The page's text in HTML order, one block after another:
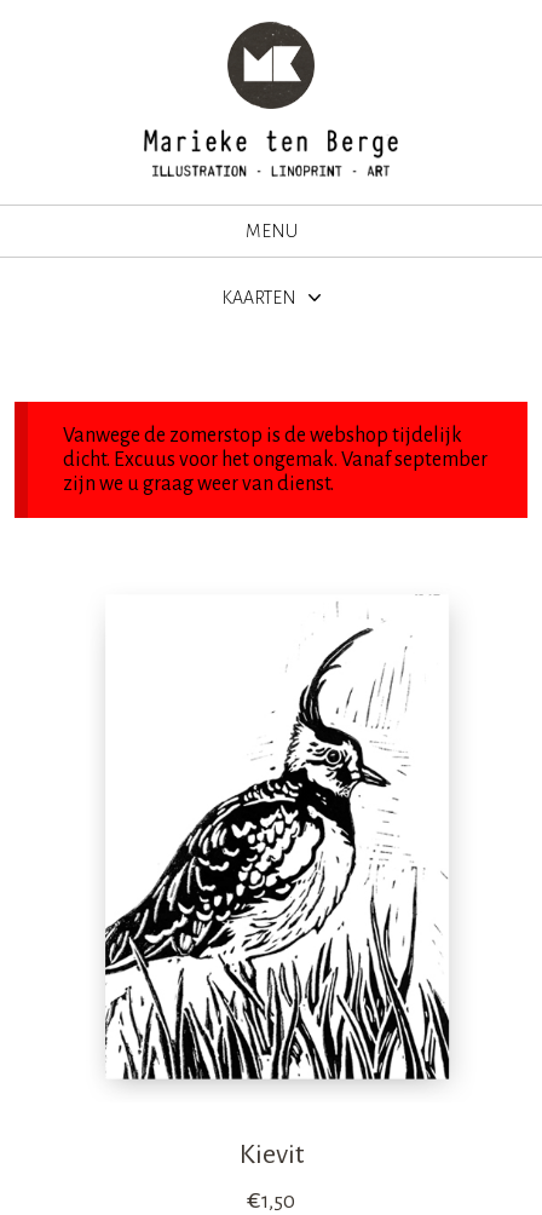
MENU
KAARTEN
Vanwege de zomerstop is de webshop tijdelijk
dicht. Excuus voor het ongemak. Vanaf september
zijn we u graag weer van dienst.
Kievit
€1,50